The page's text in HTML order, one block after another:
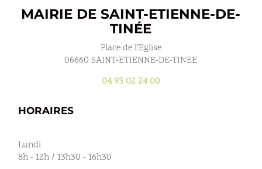
MAIRIE DE SAINT-ETIENNE-DE-
TINÉE
Place de l’Eglise
06660 SAINT-ETIENNE-DE-TINEE
04 93 02 24 00
HORAIRES
Lundi
8h - 12h / 13h30 - 16h30